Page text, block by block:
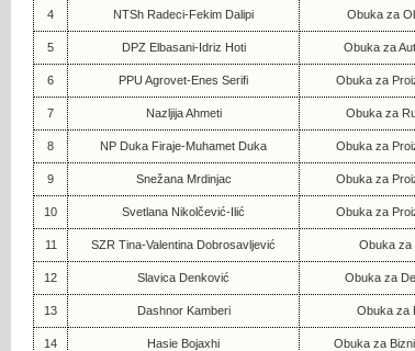
4 NTSh Radeci-Fekim Dalipi Obuka za
5 DPZ Elbasani-Idriz Hoti Obuka za
6 PPU Agrovet-Enes Serifi Obuka za
7 Nazljija Ahmeti Obuka za
8 NP Duka Firaje-Muhamet Duka Obuka za
9 Snežana Mrdinjac Obuka za
10 Svetlana Nikolčević-Ilić Obuka za
11 SZR Tina-Valentina Dobrosavljević Obuka za
12 Slavica Denković Obuka za
13 Dashnor Kamberi Obuka za
14 Hasie Bojaxhi Obuka za